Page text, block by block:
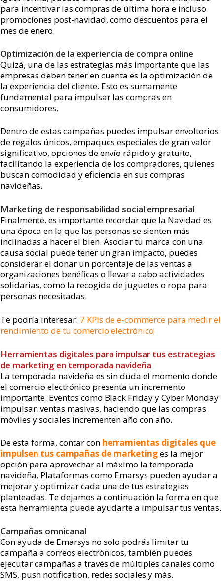
para incentivar las compras de última hora e incluso
promociones post-navidad, como descuentos para el
mes de enero.
Optimización de la experiencia de compra online
Quizá, una de las estrategias más importante que las
empresas deben tener en cuenta es la optimización de
la experiencia del cliente. Esto es sumamente
fundamental para impulsar las compras en
consumidores.
Dentro de estas campañas puedes impulsar envoltorios
de regalos únicos, empaques especiales de gran valor
significativo, opciones de envío rápido y gratuito,
facilitando la experiencia de los compradores, quienes
buscan comodidad y eficiencia en sus compras
navideñas.
Marketing de responsabilidad social empresarial
Finalmente, es importante recordar que la Navidad es
una época en la que las personas se sienten más
inclinadas a hacer el bien. Asociar tu marca con una
causa social puede tener un gran impacto, puedes
considerar el donar un porcentaje de las ventas a
organizaciones benéficas o llevar a cabo actividades
solidarias, como la recogida de juguetes o ropa para
personas necesitadas.
Te podría interesar: 7 KPIs de e-commerce para medir el
rendimiento de tu comercio electrónico
Herramientas digitales para impulsar tus estrategias
de marketing en temporada navideña
La temporada navideña es sin duda el momento donde
el comercio electrónico presenta un incremento
importante. Eventos como Black Friday y Cyber Monday
impulsan ventas masivas, haciendo que las compras
móviles y sociales incrementen año con año.
De esta forma, contar con herramientas digitales que
impulsen tus campañas de marketinges la mejor
opción para aprovechar al máximo la temporada
navideña. Plataformas como Emarsys pueden ayudar a
mejorar y optimizar cada una de tus estrategias
planteadas. Te dejamos a continuación la forma en que
esta herramienta puede ayudarte a impulsar tus ventas.
Campañas omnicanal
Con ayuda de Emarsys no solo podrás limitar tu
campaña a correos electrónicos, también puedes
ejecutar campañas a través de múltiples canales como
SMS, push notification, redes sociales y más.